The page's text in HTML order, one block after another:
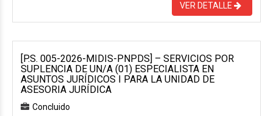
VER DETALLE
[P.S. 005-2026-MIDIS-PNPDS] – SERVICIOS POR
SUPLENCIA DE UN/A (01) ESPECIALISTA EN
ASUNTOS JURÍDICOS I PARA LA UNIDAD DE
ASESORIA JURÍDICA
Concluido